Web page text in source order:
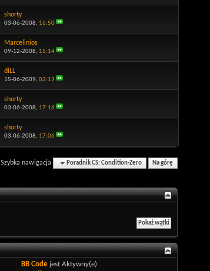
shorty
03-06-2008, 16:50
Marcelinios
09-12-2008, 15:14
diLL
15-06-2009, 02:19
shorty
03-06-2008, 17:16
shorty
03-06-2008, 17:06
Szybka nawigacja Poradnik CS: Condition-Zero Na górę
BB Code jestAktywny(e)